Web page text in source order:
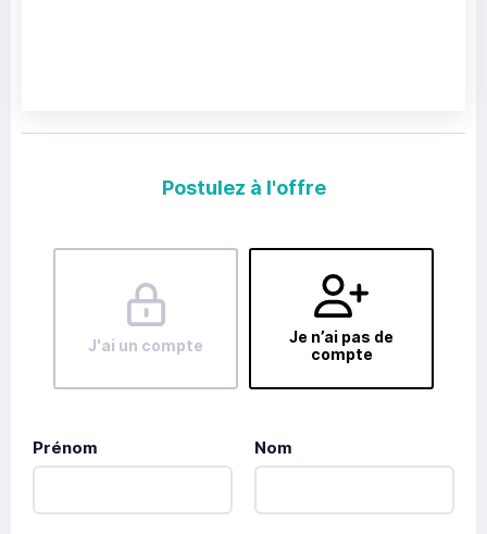
Postulez à l'offre
J'ai un compte
Je n’ai pas de
compte
Prénom Nom